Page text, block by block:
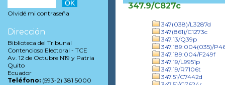
347.9/C827c
347(038)/L3287d
347(861)/C1273c
347.13/Q39p
347.189:004(035)/
347.189:004/F249f
347.19/L9951p
347.19/R7106t
347.51/C7442d
Olvidé mi contraseña
Dirección
Biblioteca del Tribunal
Contencioso Electoral - TCE
Av. 12 de Octubre N19 y Patria
Quito
Ecuador
Teléfono: (593-2) 381 5000